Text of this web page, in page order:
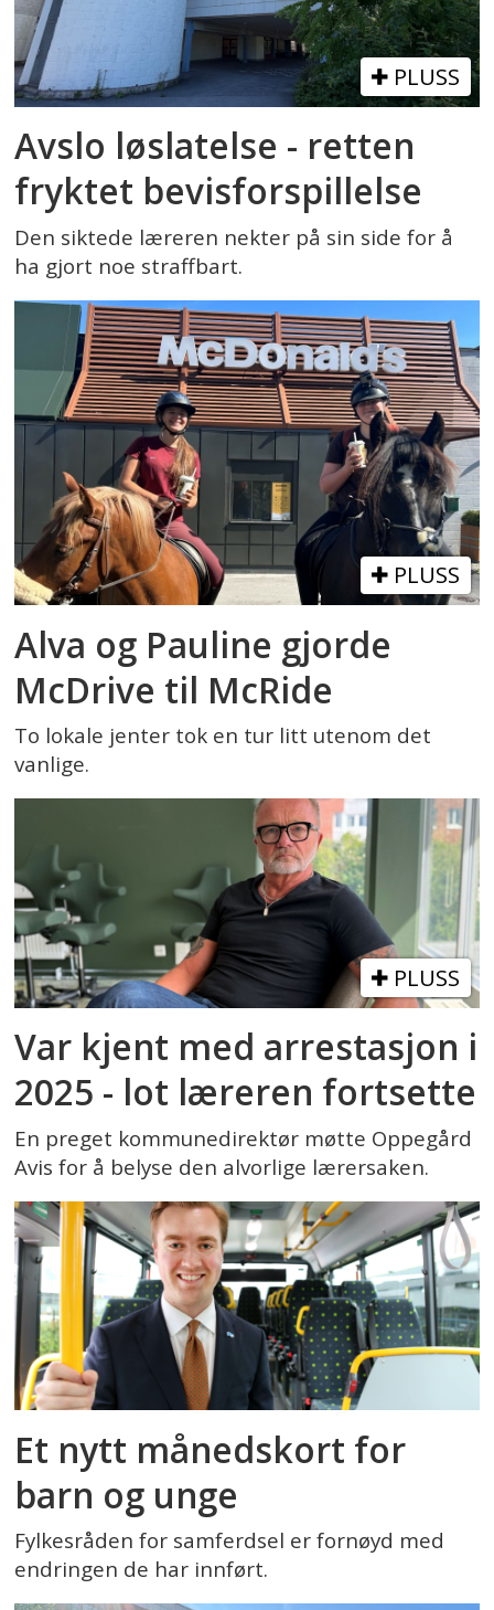
PLUSS
Avslo løslatelse - retten
fryktet bevisforspillelse
Den siktede læreren nekter på sin side for å
ha gjort noe straffbart.
PLUSS
Alva og Pauline gjorde
McDrive til McRide
To lokale jenter tok en tur litt utenom det
vanlige.
PLUSS
Var kjent med arrestasjon i
2025 - lot læreren fortsette
En preget kommunedirektør møtte Oppegård
Avis for å belyse den alvorlige lærersaken.
Et nytt månedskort for
barn og unge
Fylkesråden for samferdsel er fornøyd med
endringen de har innført.